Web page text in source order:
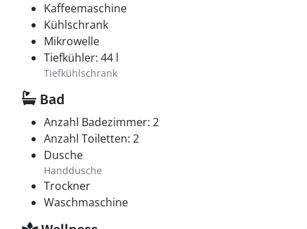
Kaffeemaschine
Kühlschrank
Mikrowelle
Tiefkühler: 44 l
Tiefkühlschrank
Bad
Anzahl Badezimmer: 2
Anzahl Toiletten: 2
Dusche
Handdusche
Trockner
Waschmaschine